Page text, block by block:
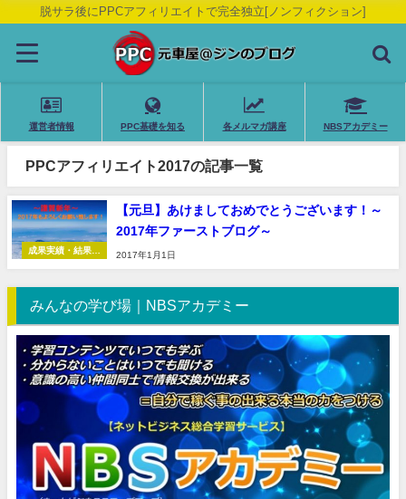
脱サラ後にPPCアフィリエイトで完全独立[ノンフィクション]
運営者情報 PPC基礎を知る 各メルマガ講座 NBSアカデミー
PPCアフィリエイト2017の記事一覧
成果実績・結果報
【元旦】あけましておめでとうございます！～
2017年ファーストブログ～
2017年1月1日
みんなの学び場｜NBSアカデミー